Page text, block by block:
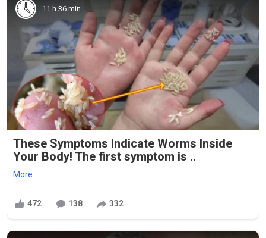
11 h 36 min
These Symptoms Indicate Worms Inside
Your Body! The first symptom is ..
More
472 138 332